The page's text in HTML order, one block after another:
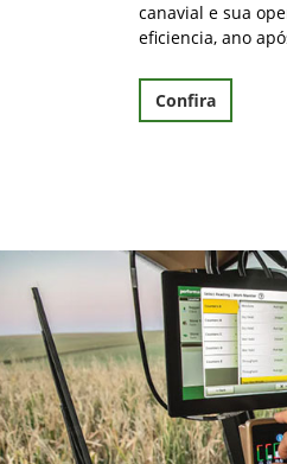
canavial e sua
eficiencia, ano
Confira